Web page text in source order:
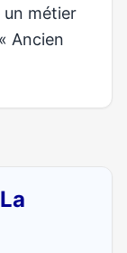
un métier
Ancien